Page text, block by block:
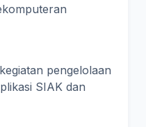
pengelolaan
SIAK dan